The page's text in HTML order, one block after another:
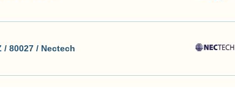
80027 / Nectech